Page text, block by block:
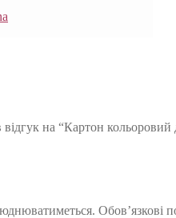
на “Картон
Обов’язкові